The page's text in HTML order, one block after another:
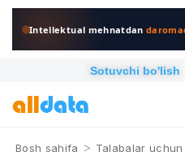
Intellektual mehnatdan
Sotuvchi bo'lish
Bosh sahifa > Talabalar uchun